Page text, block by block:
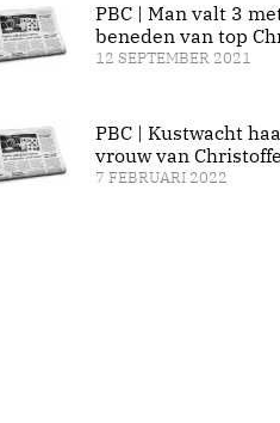
PBC | Man valt 3
beneden van top
12 SEPTEMBER 2021
PBC | Kustwacht
vrouw van
7 FEBRUARI 2022